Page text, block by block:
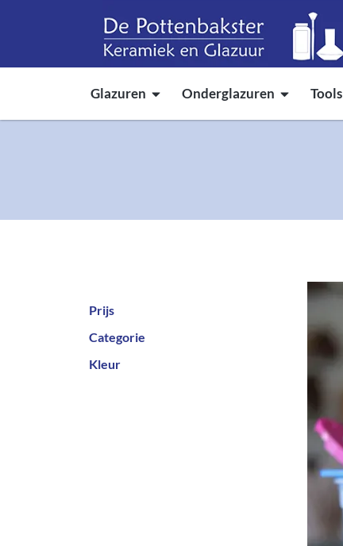
Glazuren Onderglazuren Tools
Prijs
Categorie
Kleur